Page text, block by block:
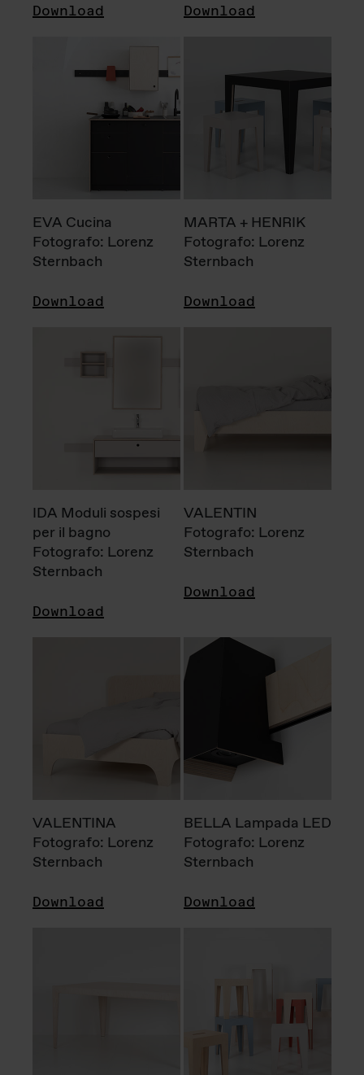
Download Download
EVA Cucina
Fotografo: Lorenz
Sternbach
Download
MARTA + HENRIK
Fotografo: Lorenz
Sternbach
Download
IDA Moduli sospesi
per il bagno
Fotografo: Lorenz
Sternbach
Download
VALENTIN
Fotografo: Lorenz
Sternbach
Download
VALENTINA
Fotografo: Lorenz
Sternbach
Download
BELLA Lampada LED
Fotografo: Lorenz
Sternbach
Download